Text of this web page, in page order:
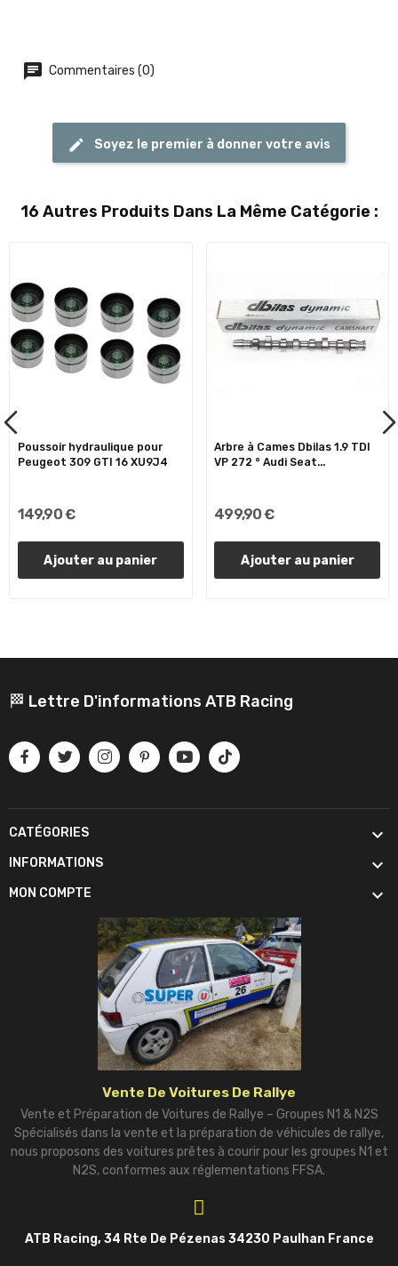
Commentaires (0)
Soyez le premier à donner votre avis
16 Autres Produits Dans La Même Catégorie :
Poussoir hydraulique pour
Peugeot 309 GTI 16 XU9J4
149,90 €
Ajouter au panier
Arbre à Cames Dbilas 1.9 TDI
VP 272 ° Audi Seat...
499,90 €
Ajouter au panier
🏁 Lettre D'informations ATB Racing
CATÉGORIES 
INFORMATIONS 
MON COMPTE 
Vente De Voitures De Rallye
Vente et Préparation de Voitures de Rallye – Groupes N1 & N2S
Spécialisés dans la vente et la préparation de véhicules de rallye,
nous proposons des voitures prêtes à courir pour les groupes N1 et
N2S, conformes aux réglementations FFSA.
ATB Racing, 34 Rte De Pézenas 34230 Paulhan France